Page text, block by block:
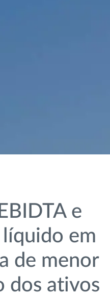
e
em
de menor
dos ativos